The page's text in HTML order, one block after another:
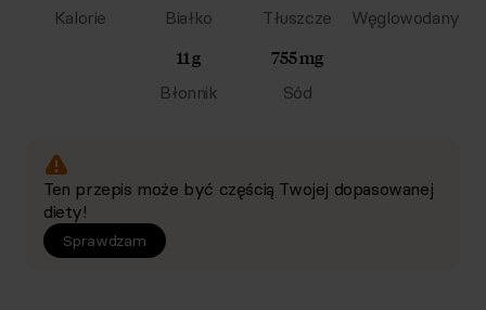
Kalorie Białko Tłuszcze Węglowodany
11 g
Błonnik
755 mg
Sód
Ten przepis może być częścią Twojej dopasowanej
diety!
Sprawdzam